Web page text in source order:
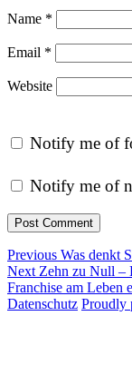
Name *
Email *
Website
Notify me of
Notify me of
Post
navigation
Previous Previous
post:
Was denkt
Next Next
post:
Zehn zu Null –
Franchise am Leben
Datenschutz Proudly